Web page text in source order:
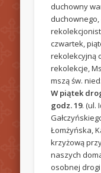
duchowny
czwartek,
rekolekcyjną
rekolekcje,
mszą św.
W piątek
godz. 19. (ul.
Łomżyńska,
krzyżową
naszych
osobnej